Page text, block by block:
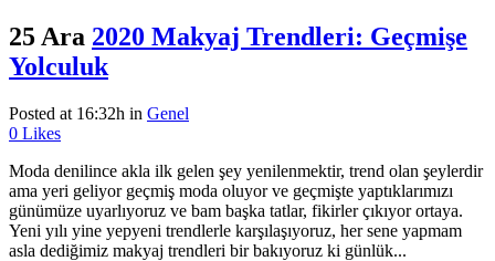
25 Ara 2020 Makyaj Trendleri: Geçmişe
Yolculuk
Posted at 16:32h in Genel
0 Likes
Moda denilince akla ilk gelen şey yenilenmektir, trend olan şeylerdir
ama yeri geliyor geçmiş moda oluyor ve geçmişte yaptıklarımızı
günümüze uyarlıyoruz ve bam başka tatlar, fikirler çıkıyor ortaya.
Yeni yılı yine yepyeni trendlerle karşılaşıyoruz, her sene yapmam
asla dediğimiz makyaj trendleri bir bakıyoruz ki günlük...